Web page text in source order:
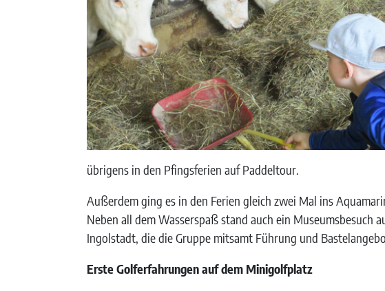
übrigens in den Pfingsferien auf Paddeltour.
Außerdem ging es in den Ferien gleich zwei Mal ins
Neben all dem Wasserspaß stand auch ein
Ingolstadt, die die Gruppe mitsamt Führung und
Erste Golferfahrungen auf dem Minigolfplatz